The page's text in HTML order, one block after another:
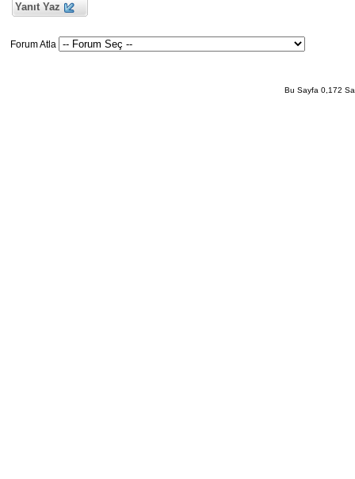
Yanıt Yaz
Forum Atla
Bu Sayfa 0,172